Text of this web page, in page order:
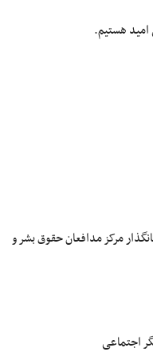
هستیم.
مرکز مدافعان حقوق بشر و
اجتماعی